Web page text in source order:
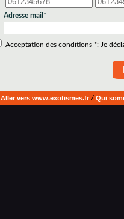
Adresse mail*
Acceptation des conditions *: Je
Aller vers www.exotismes.fr/ Qui